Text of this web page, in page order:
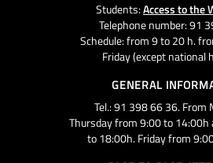
Students:Access to the
Telephone number: 91
Schedule: from 9 to 20 h.
Friday (except national
GENERAL
Tel.: 91 398 66 36. From
Thursday from 9:00 to
to 18:00h. Friday from